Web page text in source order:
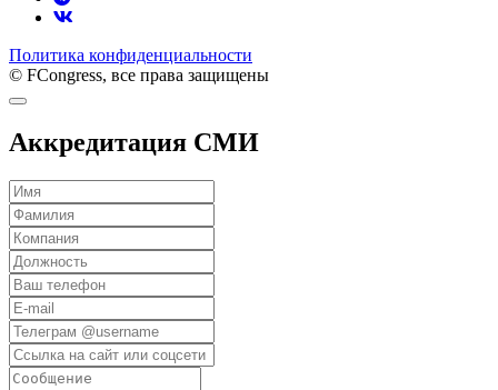
Политика конфиденциальности
© FCongress, все права защищены
Аккредитация СМИ